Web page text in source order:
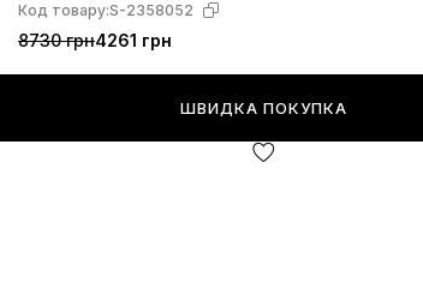
Код товару:S-2358052
8730 грн4261 грн
ШВИДКА ПОКУПКА